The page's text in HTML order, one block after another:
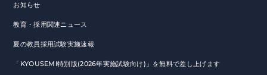
お知らせ
教育・採用関連ニュース
夏の教員採用試験実施速報
「KYOUSEMI特別版(2026年実施試験向け)」を無料で差し上げます